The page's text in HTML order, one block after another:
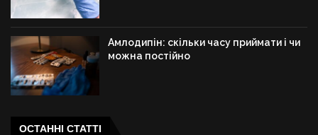
Амлодипін: скільки часу приймати і чи
можна постійно
ОСТАННІ СТАТТІ